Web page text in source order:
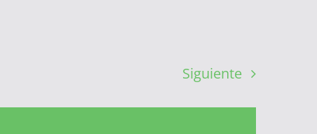
Siguiente